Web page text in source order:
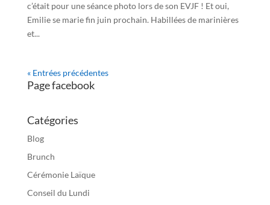
c’était pour une séance photo lors de son EVJF ! Et oui,
Emilie se marie fin juin prochain. Habillées de marinières
et...
« Entrées précédentes
Page facebook
Catégories
Blog
Brunch
Cérémonie Laïque
Conseil du Lundi